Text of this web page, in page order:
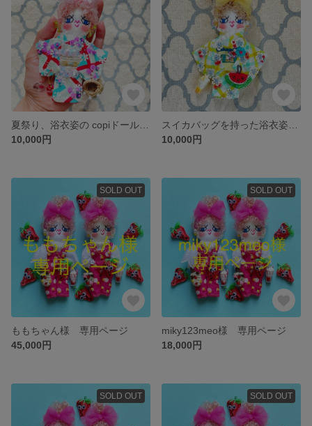
10,000円
10,000円
SOLD OUT
ももちゃん様 専用ページ
45,000円
SOLD OUT
miky123meo様 専用ページ
18,000円
SOLD OUT SOLD OUT